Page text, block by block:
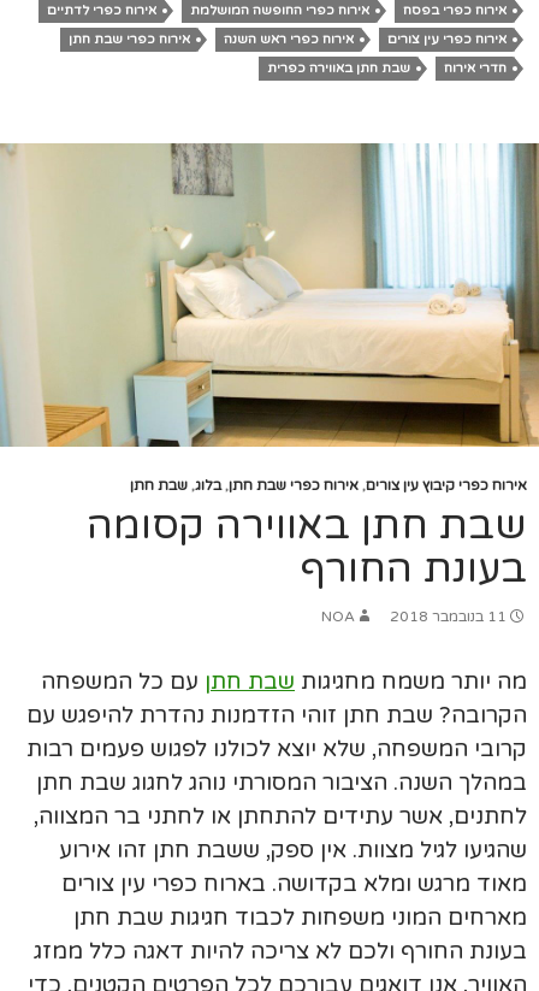
אירוח כפרי בפסח
אירוח כפרי החופשה המושלמת
אירוח כפרי לדתיים
אירוח כפרי עין צורים
אירוח כפרי ראש השנה
אירוח כפרי שבת חתן
חדרי אירוח
שבת חתן באווירה כפרית
אירוח כפרי קיבוץ עין צורים,אירוח כפרי שבת חתן,בלוג,שבת חתן
שבת חתן באווירה קסומה
בעונת החורף
11 בנובמבר 2018 NOA
מה יותר משמח מחגיגות שבת חתןעם כל המשפחה
הקרובה? שבת חתן זוהי הזדמנות נהדרת להיפגש עם
קרובי המשפחה, שלא יוצא לכולנו לפגוש פעמים רבות
במהלך השנה. הציבור המסורתי נוהג לחגוג שבת חתן
לחתנים, אשר עתידים להתחתן או לחתני בר המצווה,
שהגיעו לגיל מצוות. אין ספק, ששבת חתן זהו אירוע
מאוד מרגש ומלא בקדושה. בארוח כפרי עין צורים
מארחים המוני משפחות לכבוד חגיגות שבת חתן
בעונת החורף ולכם לא צריכה להיות דאגה כלל ממזג
האוויר, אנו דואגים עבורכם לכל הפרטים הקטנים, כדי